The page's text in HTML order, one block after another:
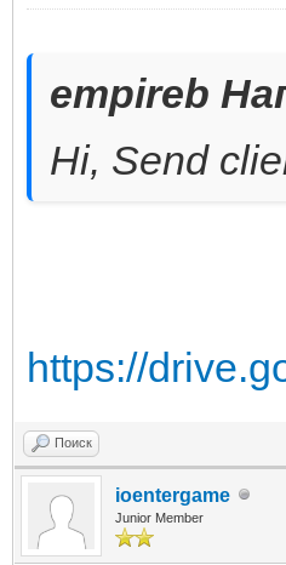
empireb
Hi, Send
https://
Поиск
ioentergame
Junior Member